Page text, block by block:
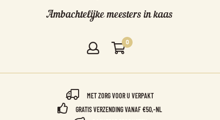
Ambachtelijke meesters in kaas
0
MET ZORG VOOR U VERPAKT
GRATIS VERZENDING VANAF €50,-NL